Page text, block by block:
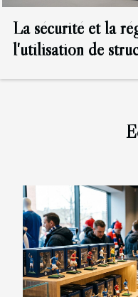
La sécurité et la
l'utilisation de